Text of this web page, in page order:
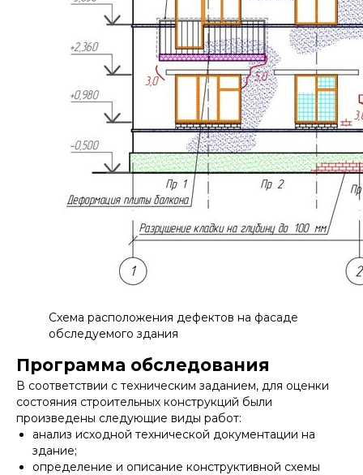
Схема расположения дефектов на фасаде
обследуемого здания
Программа обследования
В соответствии с техническим заданием, для оценки
состояния строительных конструкций были
произведены следующие виды работ:
анализ исходной технической документации на
здание;
определение и описание конструктивной схемы